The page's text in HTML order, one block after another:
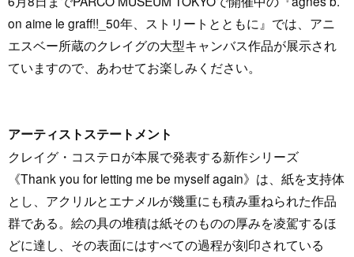
on aime le graff!!_50年、ストリートとともに』では、アニ
エスベー所蔵のクレイグの大型キャンバス作品が展示され
ていますので、あわせてお楽しみください。
アーティストステートメント
クレイグ・コステロが本展で発表する新作シリーズ
《Thank you for letting me be myself again》は、紙を支持体
とし、アクリルとエナメルが幾重にも積み重ねられた作品
群である。絵の具の堆積は紙そのものの厚みを凌駕するほ
どに達し、その表面にはすべての過程が刻印されている